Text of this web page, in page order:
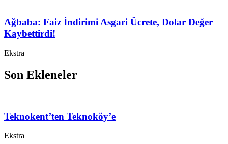
Ağbaba: Faiz İndirimi Asgari Ücrete, Dolar Değer
Kaybettirdi!
Ekstra
Son Ekleneler
Teknokent’ten Teknoköy’e
Ekstra